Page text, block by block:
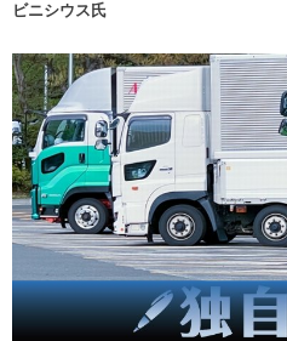
ビニシウス氏